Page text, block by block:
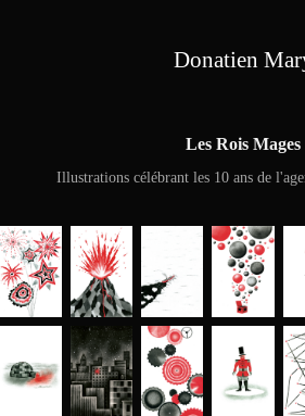
Donatien
Les Rois Mages
Illustrations célébrant les 10 ans de